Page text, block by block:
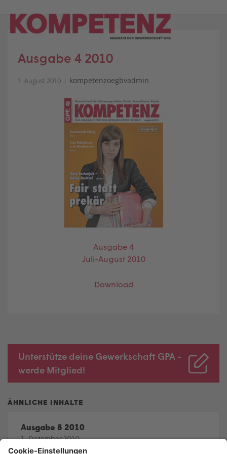
content
Ausgabe 4 2010
1. August 2010 kompetenzoegbvadmin
Ausgabe 4
Juli-August 2010
Download
Unterstütze deine Gewerkschaft GPA -
werde Mitglied!
Ausgabe 8 2010
1. Dezember 2010